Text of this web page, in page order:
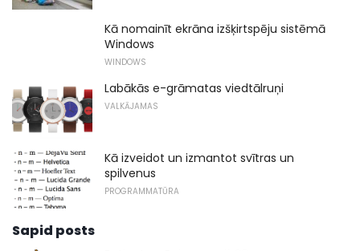
Kā nomainīt ekrāna izšķirtspēju sistēmā
Windows
WINDOWS
Labākās e-grāmatas viedtālruņi
VALKĀJAMAS
Kā izveidot un izmantot svītras un
spilvenus
PROGRAMMATŪRA
Sapid posts